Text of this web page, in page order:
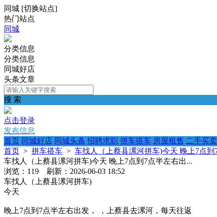
同城 [切换站点]
热门站点
同城
分类信息
分类信息
同城好店
头条文章
搜 索
点击登录
发布信息
首页 同城好店 同城头条 招聘求职 拼车搭车 房屋租售 二手买卖
首页 > 拼车搭车 > 车找人（上蔡县漯河拼车)今天 晚上7点到
车找人（上蔡县漯河拼车)今天 晚上7点到7点半左右出...
浏览：119 刷新：2026-06-03 18:52
车找人（上蔡县漯河拼车)
今天
晚上7点到7点半左右出发， ，上蔡县去漯河，每天往返